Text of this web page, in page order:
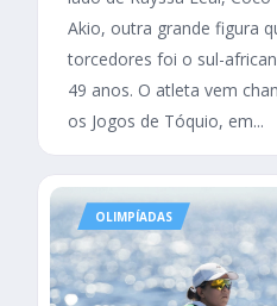
Akio, outra grande figura
torcedores foi o sul-
49 anos. O atleta vem
os Jogos de Tóquio, em...
OLIMPÍADAS